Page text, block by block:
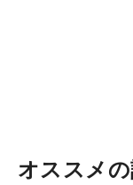
オススメ